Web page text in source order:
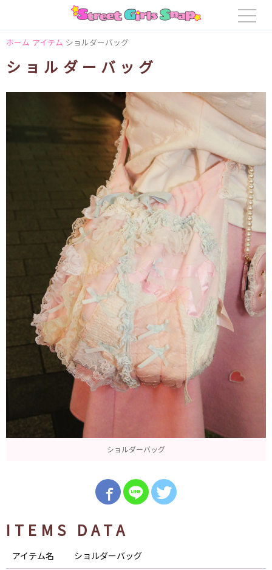
ホーム アイテム ショルダーバッグ
ショルダーバッグ
ショルダーバッグ
ITEMS DATA
アイテム名 ショルダーバッグ